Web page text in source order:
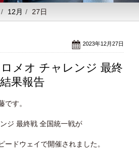
12月 27日
2023年12月27日
メオ チャレンジ 最終
果報告
です。
ジ 最終戦 全国統一戦が
ードウェイで開催されました。